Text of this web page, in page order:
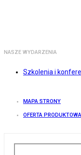
NASZE WYDARZENIA
Szkolenia i
MAPA STRONY
OFERTA PRODUKTOWA